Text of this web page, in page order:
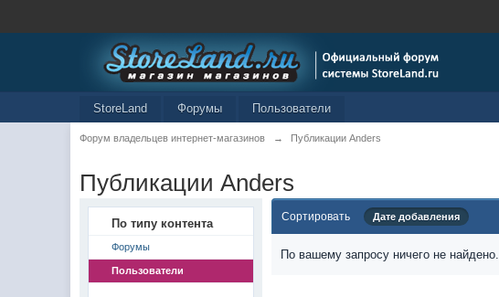
StoreLand Форумы Пользователи
Форум владельцев интернет-магазинов → Публикации Anders
Публикации Anders
По типу контента
Форумы
Пользователи
Сортировать Дате добавления
По вашему запросу ничего не найдено.